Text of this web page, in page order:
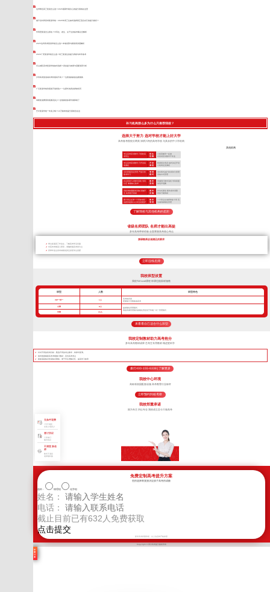
达州附近高三复读怎么选？2026届家长最关心的提分真相在这里
遂宁全封闭高考复读学校：2026年高三生如何选择真正适合自己的提分路径？
学而思复读怎么报名？中等生、差生、尖子生的备考痛点全解析
2025达州高考复读学校怎么选？本地优势与新政策深度解析
2026广安复读学校怎么选？高三复读生的提分真相与科学备考
乐山城区高考复读学校如何选择？真实提分效果与适配场景分析
泸州高考复读成功率到底高不高？一位陪读妈妈的温柔视角
广元复读学校到底值不值得选？一位家长的真实择校经历
绵阳复读费用到底要花多少？这笔账很多家长都算错了
巴中复读学校一年多少钱？10万换来的提分真相全在这
补习机构那么多为什么只推荐我校？
选择大于努力 选对学校才能上好大学
高考备考院校分两类 深耕川考的高考学校 与其余的中小学机构
其他机构
专注高考应试教学 只招收高
考学生
招 生
范 围
小初高辅导一起做
对高考应试教学不专业
专注高考应试教学 只开设高
考课程
开 设
课 程
根据招生情况 临时决定开设
小初高任意课程
全封闭规范化管理 严抓日常
备考学习
管 理
模 式
非封闭式(或“半封闭式”)管理
非集中式管理
自主研发TLE教学系统 专利
认证 掌握核心技术
教 学
流 程
照搬同行教学流程 学到表面
依葫芦画瓢
高标准校园配套设施 设施齐
全 高考绝不将就
硬 件
设 施
作坊式课堂 硬件条件局限
很多只能将就
两个班主任带一个班加专职
的夜班老师24小时全程陪护
教 学
管 理
一个班主任老师带多个班 无
法做到精细化管理
了解我校与其他机构的差距
省级名师团队 名师才能出高徒
多年高考带班经验 全面掌握高考核心考点
授课教师必须满足的要求
带过多届高三毕业生，了解高考常见问题
对高考考纲深入研究，准确把握高考得分点
所带毕业生高考成绩优异且深受学生喜爱
立即连线名师
我校班型设置
我校TLEscort课程 班课也能因材施教
班型 人数 班型特色
VIP一对一 1人
高考核武器
把握每寸光阴备战高考
小班 8人
超精细化管理模式
我校班课管理模式精细化管控优于常规一对一管理模式
中班 16人
来看看自己适合什么班型
我校定制教材助力高考抢分
多年高考教研成果 艺考生专用教材 精进更科学
针对不同的高考目标，甄选不同的考点教学，将厚书变薄。
每年根据最新高考考纲修订教材，直击高考考点
狠抓基础知识形成知识网络，便于学生理解记忆，提高学习效率
拨打400-155-6338 | 了解更多
我校中心环境
高标准校园配套设施 高考教育行业标杆
立即预约到校考察
我校郑重承诺
因为专注 所以专业 我校成立至今只做高考
无条件退费
7天不满意
交多少退多少
签订协议
入学签订
辅导协议
不满意 换老
师
教学不满意
老师随时换
免费定制高考提升方案
您的选择将直接决定孩子高考的成败
选科： 物理组 化学组
姓名：
电话：
截止目前已有632人免费获取
新学高考郑重承诺，以上信息将严格保密
Copyright © 四川高考提分版权所有
学
费
计
算